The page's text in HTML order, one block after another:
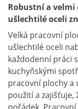
Robustní a velmi
ušlechtilé oceli
Velká pracovní
ušlechtilé oceli
každodenní práci
kuchyňskými
pracovní plochy a
použití a zajišťuje,